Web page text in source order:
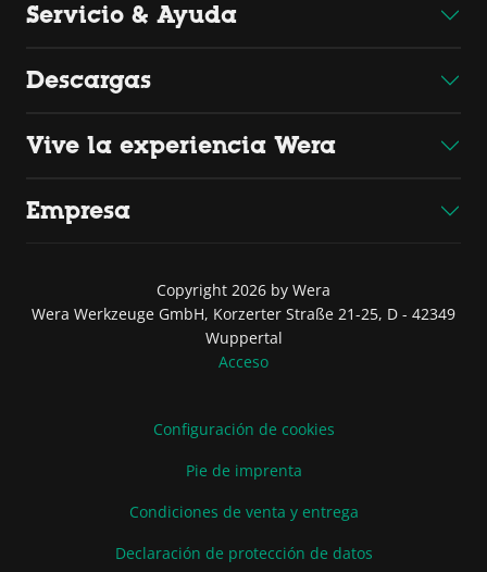
Servicio & Ayuda
Descargas
Vive la experiencia Wera
Empresa
Copyright 2026 by Wera
Wera Werkzeuge GmbH, Korzerter Straße 21-25, D - 42349
Wuppertal
Acceso
Configuración de cookies
Pie de imprenta
Condiciones de venta y entrega
Declaración de protección de datos